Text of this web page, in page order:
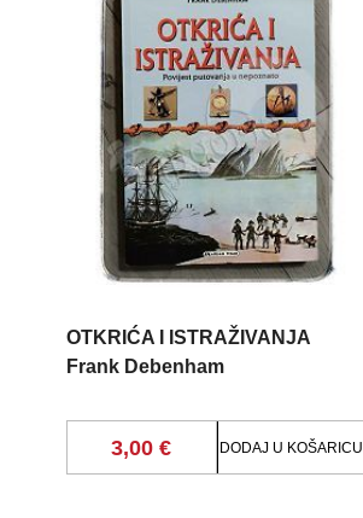
OTKRIĆA I ISTRAŽIVANJA
Frank Debenham
3,00 € DODAJ U KOŠARICU